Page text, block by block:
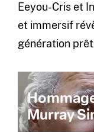
Eeyou-Cris et
et immersif
génération